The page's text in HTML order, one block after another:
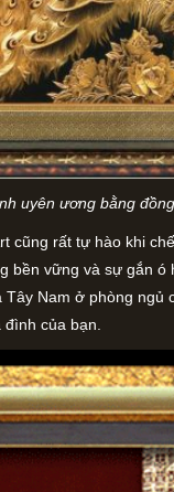
uyên ương bằng
cũng rất tự hào khi
bền vững và sự gắn
Nam ở phòng ngủ
của bạn.